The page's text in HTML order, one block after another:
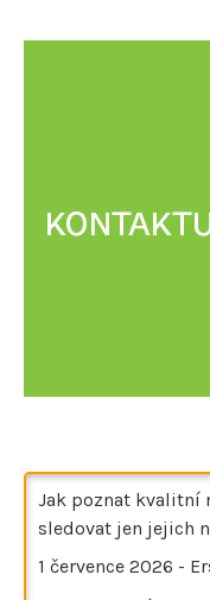
Jak poznat kvalitní
sledovat jen jejich
1 července 2026 -